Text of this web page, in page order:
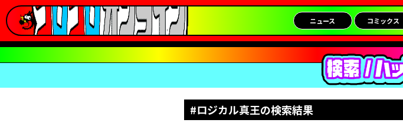
ニュース コミックス
#ロジカル真王の検索結果